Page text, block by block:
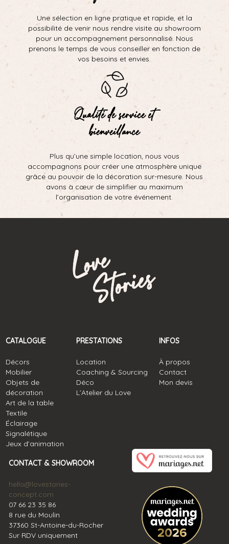
Une sélection en ligne pratique et rapide, et la
possibilité de venir nous rendre visite au showroom
pour un accompagnement personnalisé. Nous
prenons le temps de vous conseiller en fonction de
vos besoins et envies.
Qualité de service et
bienveillance
Plus qu’une simple location, nous vous
accompagnons pour créer une atmosphère unique
grâce au pouvoir de la décoration sur-mesure. Nous
avons à cœur de simplifier au maximum
l’organisation de votre événement.
CATALOGUE
Décors
Mobilier
Objets de
décoration
Art de la table
Textile
Éclairage
Signalétique
Jeux d’animation
PRESTATIONS
Location
Coaching & Sourcing
Déco
L’Atelier du Love
INFOS
À propos
Contact
Mon devis
CONTACT & SHOWROOM
hello@lovestories-
concept.com
07 66 23 35 86
8 rue du Moulin
37360 St-Antoine-du-Rocher
Sur RDV uniquement